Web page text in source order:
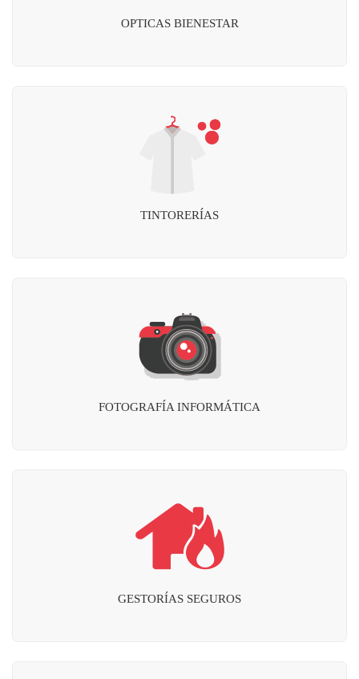
OPTICAS BIENESTAR
TINTORERÍAS
FOTOGRAFÍA INFORMÁTICA
GESTORÍAS SEGUROS